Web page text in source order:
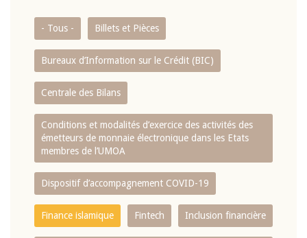
- Tous - Billets et Pièces
Bureaux d’Information sur le Crédit (BIC)
Centrale des Bilans
Conditions et modalités d’exercice des activités des
émetteurs de monnaie électronique dans les Etats
membres de l’UMOA
Dispositif d’accompagnement COVID-19
Finance islamique Fintech Inclusion financière